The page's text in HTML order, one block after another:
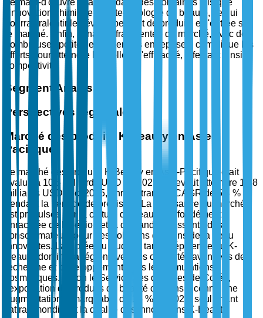
l'innovation chimique et la technologie de beauté, ce qui
pourrait ralentir le développement de produits et l'entrée sur
le marché. Enfin, la nature fragmentée du marché, avec de
nombreuses petites et moyennes entreprises, complique les
efforts pour atteindre l'échelle et l'efficacité, affectant ainsi la
compétitivité.
Segment Analysis
Perspectives régionales
Marché des produits K-Beauty en Asie-
Pacifique
Le marché des produits K-Beauty en Asie-Pacifique était
évalué à 10,5 milliards USD en 2025 et devrait atteindre 18,8
milliards USD d'ici 2035, enregistrant un CAGR de 5,8 %
pendant la période de prévision. La croissance du marché
est propulsée par la culture de beauté profondément
enracinée de la région et la demande croissante des
consommateurs pour des solutions de soins de la peau
innovantes. La Corée du Sud, en tant qu'épicentre du K-
Beauty, domine la région avec ses capacités avancées de
recherche et développement dans les formulations
cosmétiques. Selon le Service des douanes de Corée,
l'exportation de produits de beauté coréens a connu une
augmentation remarquable de 15 % en 2023, soulignant
l'attrait mondial et la qualité des innovations K-Beauty.